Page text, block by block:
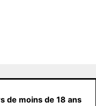
de moins de 18 ans